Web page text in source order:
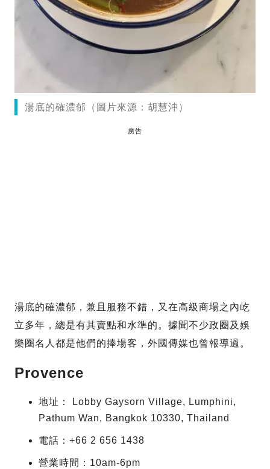
湯底的確濃郁（圖片來源：胡慧沖）
廣告
湯底的確濃郁，兼且服務不錯，又在高級商場之內屹
立多年，總是有其賣點和水準的。據聞不少政圈及娛
樂圈名人都是他們的捧場客，外國傳媒也曾報導過。
Provence
地址： Lobby Gaysorn Village, Lumphini,
Pathum Wan, Bangkok 10330, Thailand
電話：+66 2 656 1438
營業時間：10am-6pm